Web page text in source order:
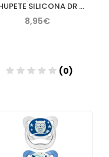
CHUPETE SILICONA DR BROWN´S ADVANTAGE REVERSIBLE 6 18 MESE
8,95€
(0)
Añadir